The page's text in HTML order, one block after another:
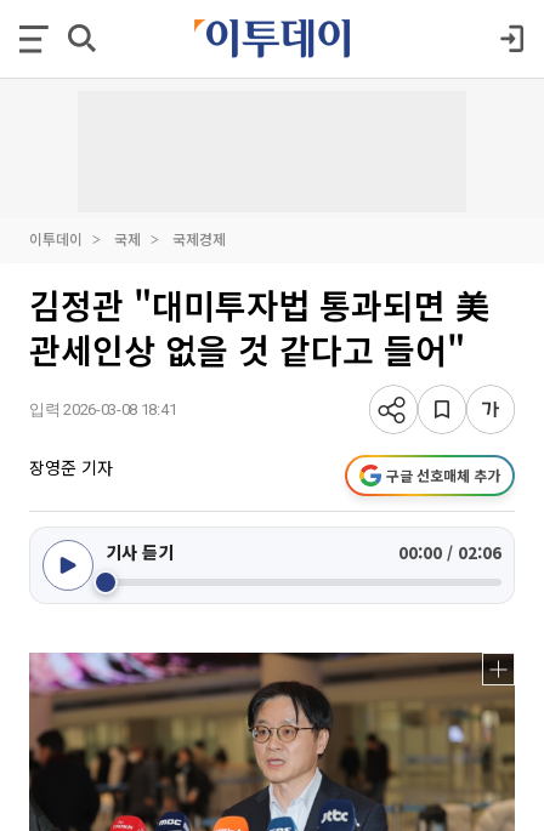
이투데이 국제 국제경제
김정관 "대미투자법 통과되면 美
관세인상 없을 것 같다고 들어"
입력 2026-03-08 18:41
장영준 기자 구글 선호매체 추가
기사 듣기 00:00 / 02:06